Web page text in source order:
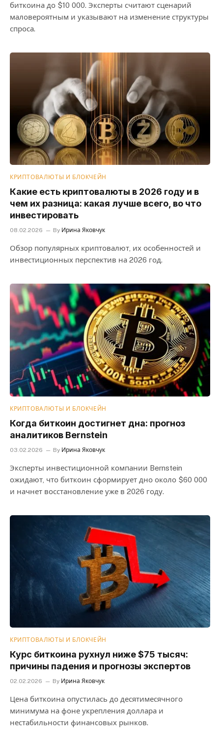
биткоина до $10 000. Эксперты считают сценарий
маловероятным и указывают на изменение структуры
спроса.
КРИПТОВАЛЮТЫ И БЛОКЧЕЙН
Какие есть криптовалюты в 2026 году и в
чем их разница: какая лучше всего, во что
инвестировать
08.02.2026 By Ирина Яковчук
Обзор популярных криптовалют, их особенностей и
инвестиционных перспектив на 2026 год.
КРИПТОВАЛЮТЫ И БЛОКЧЕЙН
Когда биткоин достигнет дна: прогноз
аналитиков Bernstein
03.02.2026 By Ирина Яковчук
Эксперты инвестиционной компании Bernstein
ожидают, что биткоин сформирует дно около $60 000
и начнет восстановление уже в 2026 году.
КРИПТОВАЛЮТЫ И БЛОКЧЕЙН
Курс биткоина рухнул ниже $75 тысяч:
причины падения и прогнозы экспертов
02.02.2026 By Ирина Яковчук
Цена биткоина опустилась до десятимесячного
минимума на фоне укрепления доллара и
нестабильности финансовых рынков.